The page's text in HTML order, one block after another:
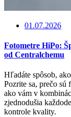
01.07.2026
Fotometre HiPo:
od Centralchemu
Hľadáte spôsob,
Pozrite sa, prečo sú
ako vám v
zjednodušia
kontrole kvality.